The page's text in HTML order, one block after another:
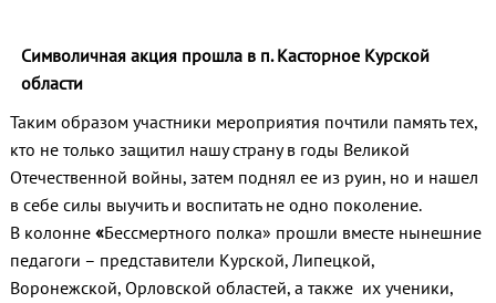
Символичная акция прошла в п. Касторное Курской
области
Таким образом участники мероприятия почтили память тех,
кто не только защитил нашу страну в годы Великой
Отечественной войны, затем поднял ее из руин, но и нашел
в себе силы выучить и воспитать не одно поколение.
В колонне«Бессмертного полка» прошли вместе нынешние
педагоги – представители Курской, Липецкой,
Воронежской, Орловской областей, а также их ученики,